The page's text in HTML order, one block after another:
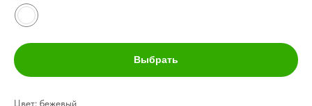
Выбрать
Цвет: бежевый